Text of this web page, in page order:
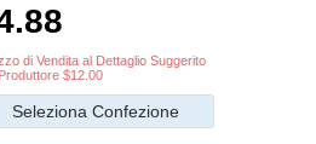
di Vendita al Dettaglio Suggerito
$12.00
Seleziona Confezione